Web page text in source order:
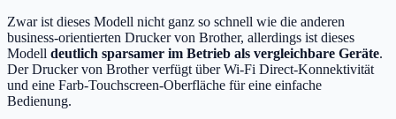
Zwar ist dieses Modell nicht ganz so schnell wie die anderen
business-orientierten Drucker von Brother, allerdings ist dieses
Modell deutlich sparsamer im Betrieb als vergleichbare Geräte.
Der Drucker von Brother verfügt über Wi-Fi Direct-Konnektivität
und eine Farb-Touchscreen-Oberfläche für eine einfache
Bedienung.